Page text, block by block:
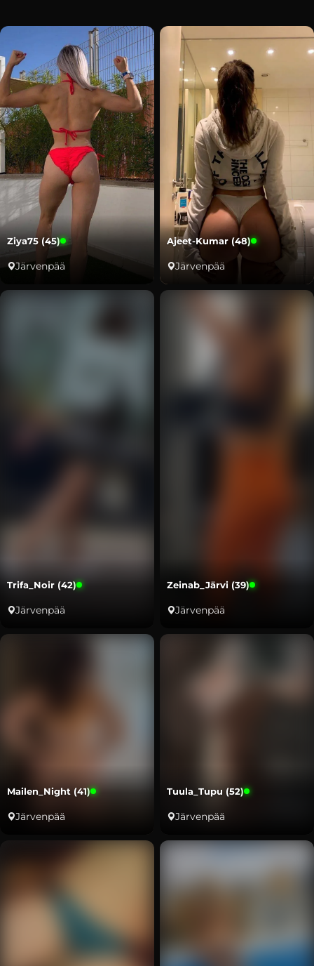
Ziya75 (45)
Järvenpää
Ajeet-Kumar (48)
Järvenpää
Trifa_Noir (42)
Järvenpää
Zeinab_Järvi (39)
Järvenpää
Mailen_Night (41)
Järvenpää
Tuula_Tupu (52)
Järvenpää